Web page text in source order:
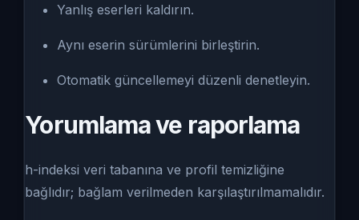
Yanlış eserleri kaldırın.
Aynı eserin sürümlerini birleştirin.
Otomatik güncellemeyi düzenli denetleyin.
Yorumlama ve raporlama
h-indeksi veri tabanına ve profil temizliğine
bağlıdır; bağlam verilmeden karşılaştırılmamalıdır.